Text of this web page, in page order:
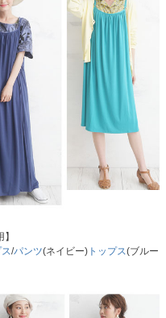
ス/パンツ(ネイビー) トップス(ブルー